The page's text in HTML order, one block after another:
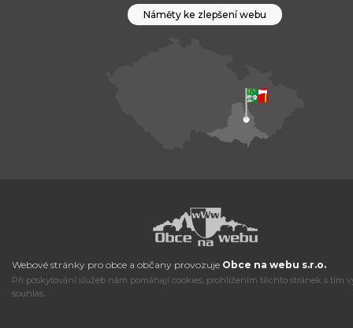
Náměty ke zlepšení webu
Webové stránky pro obce a občany provozuje Obce na webu s.r.o.
Při poskytování služeb nám pomáhají cookies, prohlížením těchto stránek s tím
souhlas.